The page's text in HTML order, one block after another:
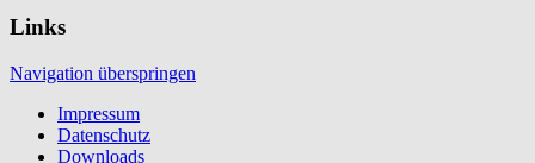
Links
Navigation überspringen
Impressum
Datenschutz
Downloads